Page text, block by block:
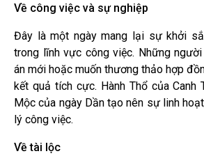
Về công việc và sự nghiệp
Đây là một ngày mang lại sự khởi
trong lĩnh vực công việc. Những
án mới hoặc muốn thương thảo hợp
kết quả tích cực. Hành Thổ của Canh
Mộc của ngày Dần tạo nên sự linh
lý công việc.
Về tài lộc